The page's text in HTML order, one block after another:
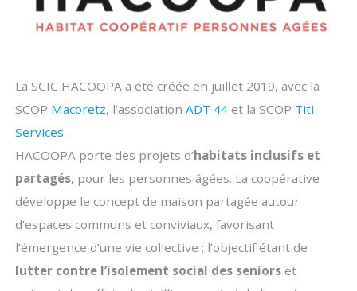
La SCIC HACOOPA a été créée en juillet 2019, avec la
SCOP Macoretz, l’associationADT 44 et la SCOP Titi
Services.
HACOOPA porte des projets d’habitats inclusifs et
partagés, pour les personnes âgées. La coopérative
développe le concept de maison partagée autour
d’espaces communs et conviviaux, favorisant
l’émergence d’une vie collective ; l’objectif étant de
lutter contre l’isolement social des seniors et